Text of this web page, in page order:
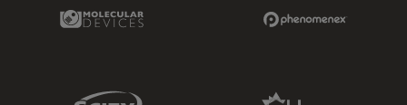
Molecular Devices Link
Sciex Link